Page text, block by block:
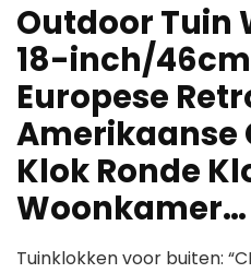
Outdoor Tuin
18-inch/
Europese
Amerikaanse
Klok Ronde
Woonkamer…
Tuinklokken voor buiten: